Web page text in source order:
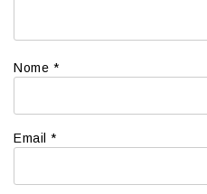
Nome *
Email *